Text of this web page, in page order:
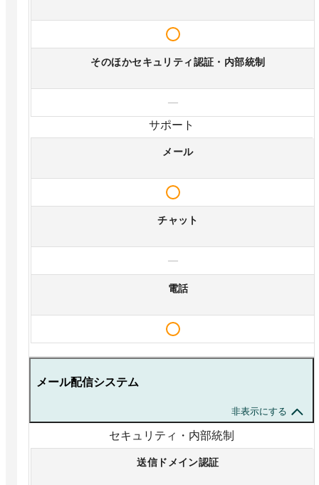
そのほかセキュリティ認証・内部統制
—
サポート
メール
チャット
—
電話
メール配信システム
非表示にする
セキュリティ・内部統制
送信ドメイン認証